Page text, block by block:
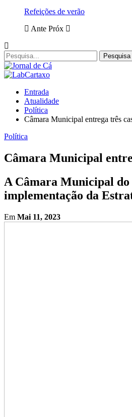
Refeições de verão
Ante Próx
Entrada
Atualidade
Política
Câmara Municipal entrega três
Política
Câmara Municipal
A Câmara Municipal do
implementação da
Em Mai 11, 2023